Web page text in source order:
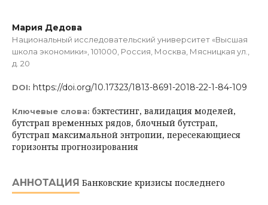
Мария Дедова
Национальный исследовательский университет «Высшая
школа экономики», 101000, Россия, Москва, Мясницкая ул.,
д. 20
DOI: https://doi.org/10.17323/1813-8691-2018-22-1-84-109
Ключевые слова: бэктестинг, валидация моделей,
бутстрап временных рядов, блочный бутстрап,
бутстрап максимальной энтропии, пересекающиеся
горизонты прогнозирования
АННОТАЦИЯ Банковские кризисы последнего